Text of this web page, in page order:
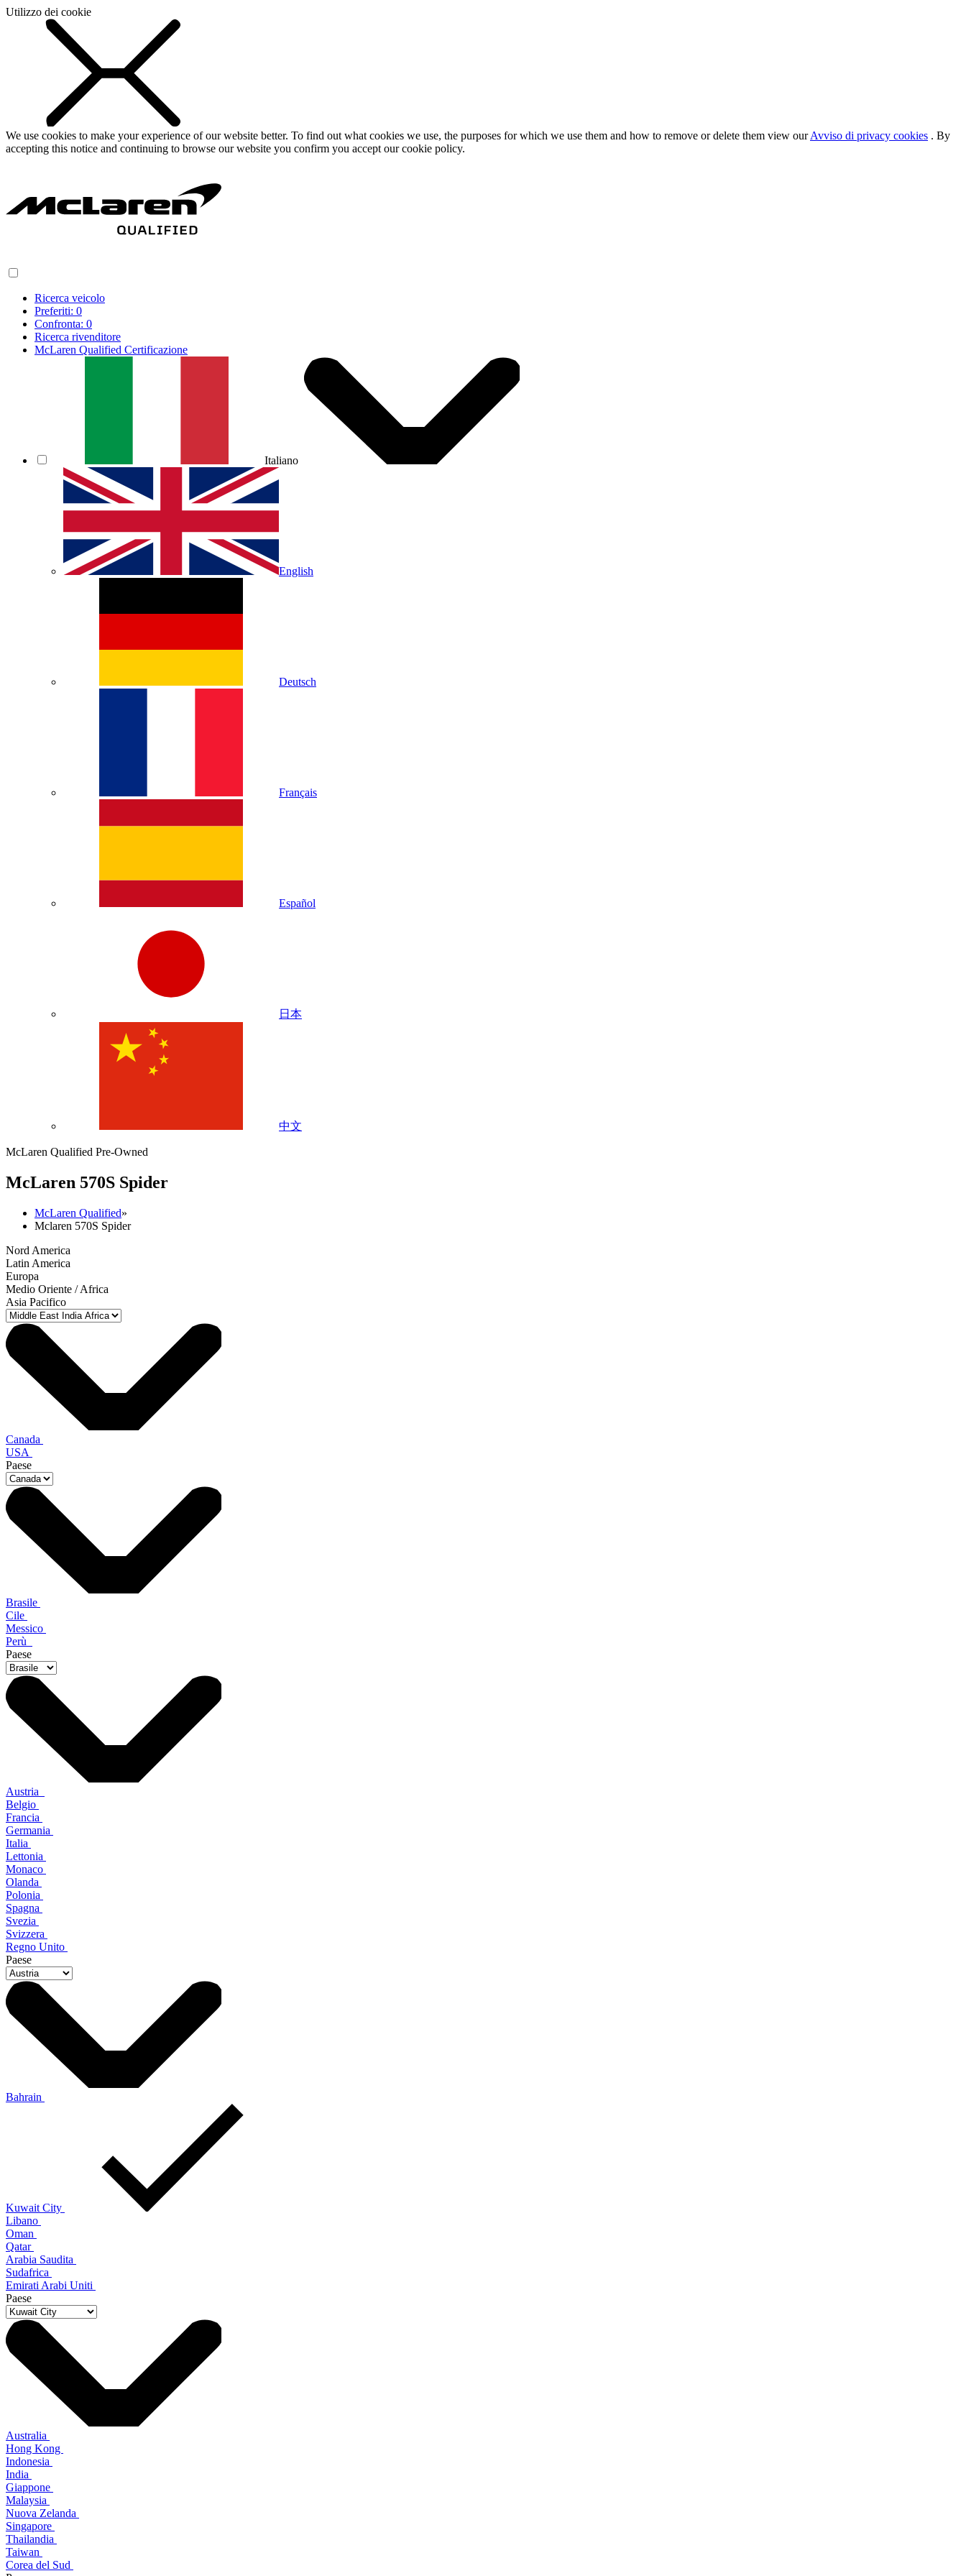
Utilizzo dei cookie
We use cookies to make your experience of our website better. To find out what cookies we use, the purposes for which we use them and how to remove or delete them view ourAvviso di privacy cookies . By
accepting this notice and continuing to browse our website you confirm you accept our cookie policy.
Ricerca veicolo
Preferiti: 0
Confronta: 0
Ricerca rivenditore
McLaren Qualified Certificazione
Italiano
English
Deutsch
Français
Español
日本
中文
McLaren Qualified Pre-Owned
McLaren 570S Spider
McLaren Qualified»
Mclaren 570S Spider
Nord America
Latin America
Europa
Medio Oriente / Africa
Asia Pacifico
Canada
USA
Paese
Brasile
Cile
Messico
Perù
Paese
Austria
Belgio
Francia
Germania
Italia
Lettonia
Monaco
Olanda
Polonia
Spagna
Svezia
Svizzera
Regno Unito
Paese
Bahrain
Kuwait City
Libano
Oman
Qatar
Arabia Saudita
Sudafrica
Emirati Arabi Uniti
Paese
Australia
Hong Kong
Indonesia
India
Giappone
Malaysia
Nuova Zelanda
Singapore
Thailandia
Taiwan
Corea del Sud